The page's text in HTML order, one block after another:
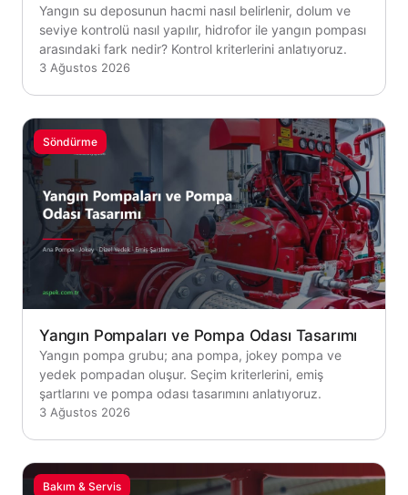
Yangın su deposunun hacmi nasıl belirlenir, dolum ve
seviye kontrolü nasıl yapılır, hidrofor ile yangın pompası
arasındaki fark nedir? Kontrol kriterlerini anlatıyoruz.
3 Ağustos 2026
Söndürme
Yangın Pompaları ve Pompa Odası Tasarımı
Yangın pompa grubu; ana pompa, jokey pompa ve
yedek pompadan oluşur. Seçim kriterlerini, emiş
şartlarını ve pompa odası tasarımını anlatıyoruz.
3 Ağustos 2026
Bakım & Servis